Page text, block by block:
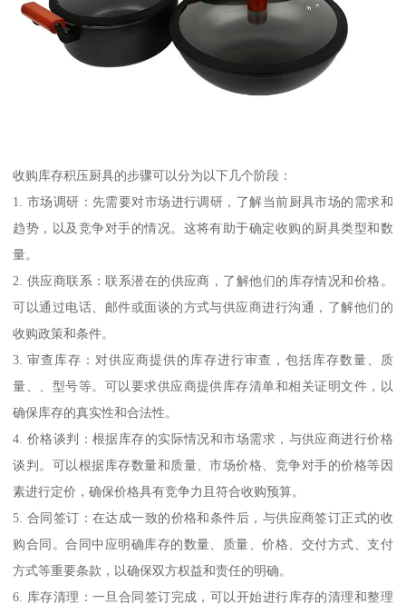
收购库存积压厨具的步骤可以分为以下几个阶段：
1. 市场调研：先需要对市场进行调研，了解当前厨具市场的需求和
趋势，以及竞争对手的情况。这将有助于确定收购的厨具类型和数
量。
2. 供应商联系：联系潜在的供应商，了解他们的库存情况和价格。
可以通过电话、邮件或面谈的方式与供应商进行沟通，了解他们的
收购政策和条件。
3. 审查库存：对供应商提供的库存进行审查，包括库存数量、质
量、、型号等。可以要求供应商提供库存清单和相关证明文件，以
确保库存的真实性和合法性。
4. 价格谈判：根据库存的实际情况和市场需求，与供应商进行价格
谈判。可以根据库存数量和质量、市场价格、竞争对手的价格等因
素进行定价，确保价格具有竞争力且符合收购预算。
5. 合同签订：在达成一致的价格和条件后，与供应商签订正式的收
购合同。合同中应明确库存的数量、质量、价格、交付方式、支付
方式等重要条款，以确保双方权益和责任的明确。
6. 库存清理：一旦合同签订完成，可以开始进行库存的清理和整理